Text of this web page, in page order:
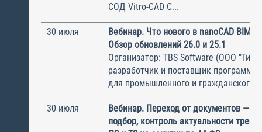
СОД Vitro-CAD С...
30 июля
Вебинар. Что нового в nanoCAD BIM
Обзор обновлений 26.0 и 25.1
Организатор: TBS Software (ООО
разработчик и поставщик
для промышленного и гражданского
30 июля
Вебинар. Переход от документов — к
подбор, контроль актуальности